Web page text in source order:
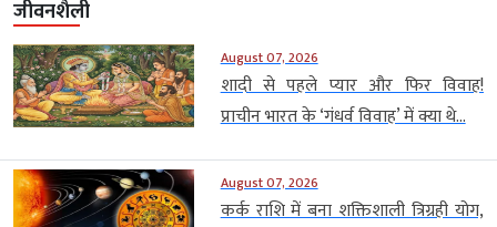
जीवनशैली
August 07, 2026
शादी से पहले प्यार और फिर विवाह!
प्राचीन भारत के ‘गंधर्व विवाह’ में क्या थे...
August 07, 2026
कर्क राशि में बना शक्तिशाली त्रिग्रही योग,